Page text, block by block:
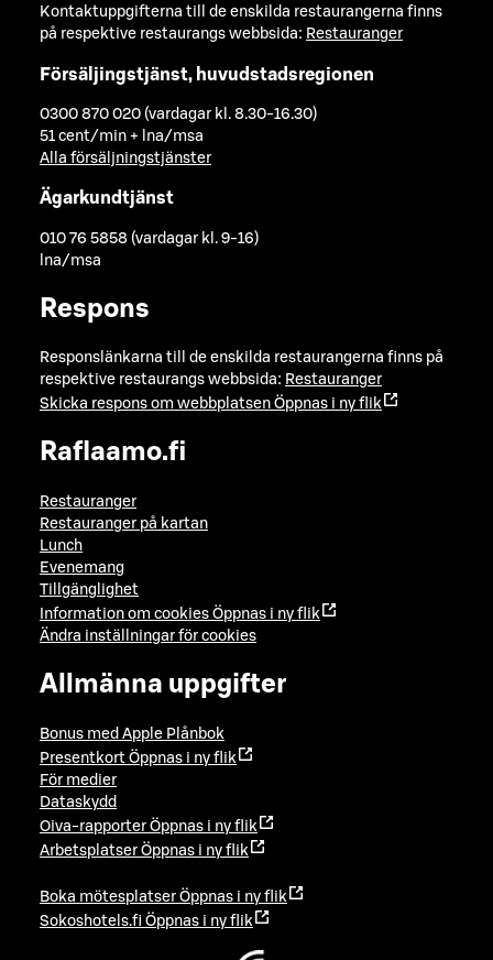
Kontaktuppgifterna till de enskilda restaurangerna finns
på respektive restaurangs webbsida: Restauranger
Försäljingstjänst, huvudstadsregionen
0300 870 020 (vardagar kl. 8.30-16.30)
51 cent/min + lna/msa
Alla försäljningstjänster
Ägarkundtjänst
010 76 5858 (vardagar kl. 9-16)
lna/msa
Respons
Responslänkarna till de enskilda restaurangerna finns på
respektive restaurangs webbsida: Restauranger
Skicka respons om webbplatsen Öppnas i ny flik
Raflaamo.fi
Restauranger
Restauranger på kartan
Lunch
Evenemang
Tillgänglighet
Information om cookies Öppnas i ny flik
Ändra inställningar för cookies
Allmänna uppgifter
Bonus med Apple Plånbok
Presentkort Öppnas i ny flik
För medier
Dataskydd
Oiva-rapporter Öppnas i ny flik
Arbetsplatser Öppnas i ny flik
Boka mötesplatser Öppnas i ny flik
Sokoshotels.fi Öppnas i ny flik